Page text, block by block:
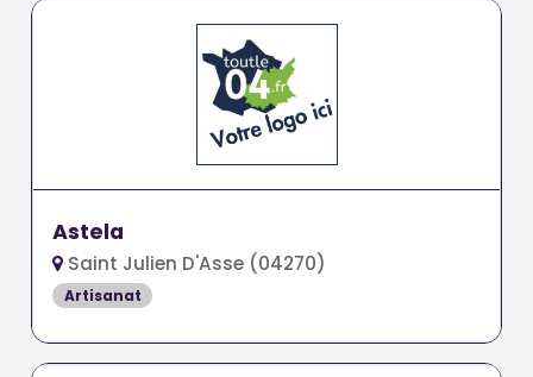
Astela
Saint Julien D'Asse (04270)
Artisanat